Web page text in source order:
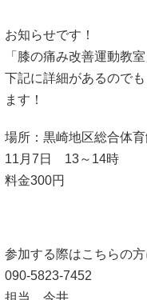
お知らせです！
「膝の痛み改善運動教
下記に詳細があるので
ます！
場所：黒崎地区総合体
11月7日 13～14時
料金300円
参加する際はこちらの
090-5823-7452
担当 今井